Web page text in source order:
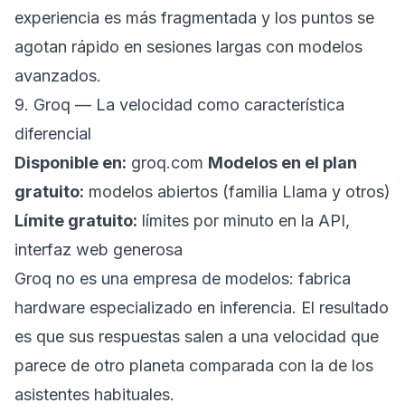
experiencia es más fragmentada y los puntos se
agotan rápido en sesiones largas con modelos
avanzados.
9. Groq — La velocidad como característica
diferencial
Disponible en: groq.com Modelos en el plan
gratuito: modelos abiertos (familia Llama y otros)
Límite gratuito: límites por minuto en la API,
interfaz web generosa
Groq no es una empresa de modelos: fabrica
hardware especializado en inferencia. El resultado
es que sus respuestas salen a una velocidad que
parece de otro planeta comparada con la de los
asistentes habituales.